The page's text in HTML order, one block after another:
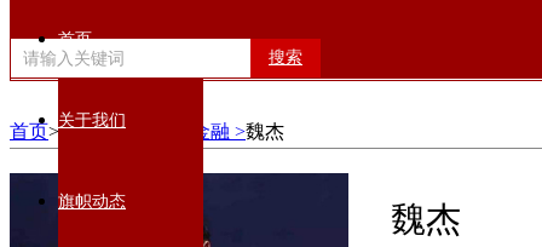
搜索
首页
关于我们
旗帜动态
首页>智库专家> 经济金融 >魏杰
魏杰